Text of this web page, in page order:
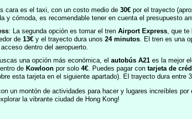
cara es el taxi, con un costo medio de 30€ por el trayecto
y cómoda, es recomendable tener en cuenta el presupuesto
: La segunda opción es tomar el tren Airport Express, que te
de 13€ y el trayecto dura unos 24 minutos. El tren es una
dentro del aeropuerto.
una opción más económica, el autobús A21 es la mejor
de Kowloon por solo 4€. Puedes pagar con tarjeta de
esta tarjeta en el siguiente apartado). El trayecto dura entre
un montón de actividades para hacer y lugares increíbles por
la vibrante ciudad de Hong Kong!